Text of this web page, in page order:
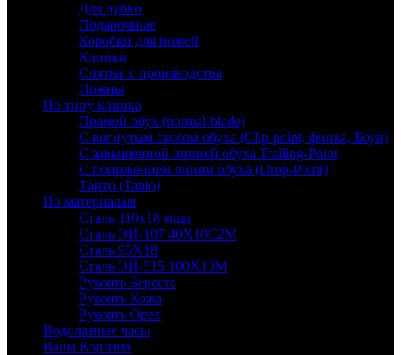
Для рубки
Подарочные
Коробки для ножей
Клинки
Снятые с производства
Ножны
По типу клинка
Прямой обух (normal-blade)
С вогнутым скосом обуха (Clip-point, финка, Боуи)
С завышенной линией обуха Trailing-Point
С понижением линии обуха (Drop-Point)
Танто (Tanto)
По материалам
Сталь 110х18 мшд
Сталь ЭИ-107 40Х10С2М
Сталь 95Х18
Сталь ЭИ-515 100Х13М
Рукоять Береста
Рукоять Кожа
Рукоять Орех
Водолазные часы
Ваша Корзина